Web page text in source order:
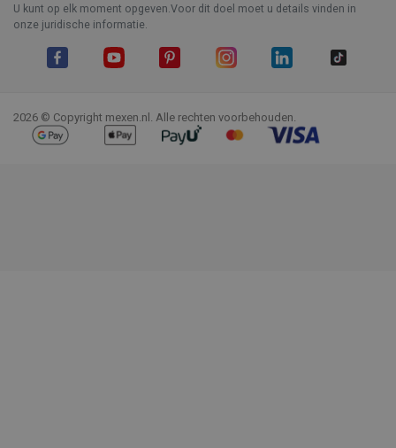
U kunt op elk moment opgeven.Voor dit doel moet u details vinden in
onze juridische informatie.
2026 © Copyright mexen.nl. Alle rechten voorbehouden.